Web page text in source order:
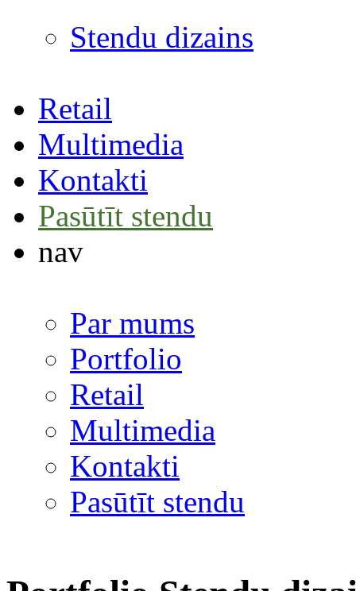
Stendu dizains
Retail
Multimedia
Kontakti
Pasūtīt stendu
nav
Par mums
Portfolio
Retail
Multimedia
Kontakti
Pasūtīt stendu